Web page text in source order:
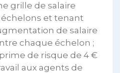
grille de salaire
et tenant
de salaire
chaque échelon ;
de risque de 4 €
aux agents de